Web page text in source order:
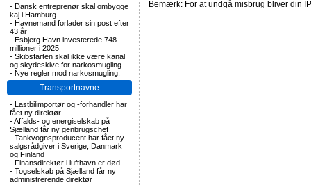
- Dansk entreprenør skal ombygge
kaj i Hamburg
- Havnemand forlader sin post efter
43 år
- Esbjerg Havn investerede 748
millioner i 2025
- Skibsfarten skal ikke være kanal
og skydeskive for narkosmugling
- Nye regler mod narkosmugling:
Transportnavne
- Lastbilimportør og -forhandler har
fået ny direktør
-Affalds- og energiselskab på
Sjælland får ny genbrugschef
- Tankvognsproducent har fået ny
salgsrådgiver i Sverige, Danmark
og Finland
- Finansdirektør i lufthavn er død
- Togselskab på Sjælland får ny
administrerende direktør
Bemærk: For at undgå misbrug bliver din